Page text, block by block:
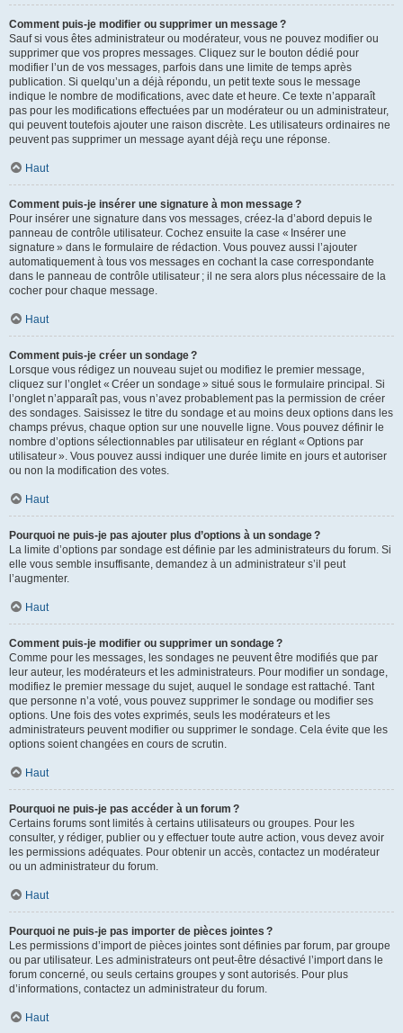
Comment puis-je modifier ou supprimer un message ?
Sauf si vous êtes administrateur ou modérateur, vous ne pouvez modifier ou
supprimer que vos propres messages. Cliquez sur le bouton dédié pour
modifier l’un de vos messages, parfois dans une limite de temps après
publication. Si quelqu’un a déjà répondu, un petit texte sous le message
indique le nombre de modifications, avec date et heure. Ce texte n’apparaît
pas pour les modifications effectuées par un modérateur ou un administrateur,
qui peuvent toutefois ajouter une raison discrète. Les utilisateurs ordinaires ne
peuvent pas supprimer un message ayant déjà reçu une réponse.
Haut
Comment puis-je insérer une signature à mon message ?
Pour insérer une signature dans vos messages, créez-la d’abord depuis le
panneau de contrôle utilisateur. Cochez ensuite la case « Insérer une
signature » dans le formulaire de rédaction. Vous pouvez aussi l’ajouter
automatiquement à tous vos messages en cochant la case correspondante
dans le panneau de contrôle utilisateur ; il ne sera alors plus nécessaire de la
cocher pour chaque message.
Haut
Comment puis-je créer un sondage ?
Lorsque vous rédigez un nouveau sujet ou modifiez le premier message,
cliquez sur l’onglet « Créer un sondage » situé sous le formulaire principal. Si
l’onglet n’apparaît pas, vous n’avez probablement pas la permission de créer
des sondages. Saisissez le titre du sondage et au moins deux options dans les
champs prévus, chaque option sur une nouvelle ligne. Vous pouvez définir le
nombre d’options sélectionnables par utilisateur en réglant « Options par
utilisateur ». Vous pouvez aussi indiquer une durée limite en jours et autoriser
ou non la modification des votes.
Haut
Pourquoi ne puis-je pas ajouter plus d’options à un sondage ?
La limite d’options par sondage est définie par les administrateurs du forum. Si
elle vous semble insuffisante, demandez à un administrateur s’il peut
l’augmenter.
Haut
Comment puis-je modifier ou supprimer un sondage ?
Comme pour les messages, les sondages ne peuvent être modifiés que par
leur auteur, les modérateurs et les administrateurs. Pour modifier un sondage,
modifiez le premier message du sujet, auquel le sondage est rattaché. Tant
que personne n’a voté, vous pouvez supprimer le sondage ou modifier ses
options. Une fois des votes exprimés, seuls les modérateurs et les
administrateurs peuvent modifier ou supprimer le sondage. Cela évite que les
options soient changées en cours de scrutin.
Haut
Pourquoi ne puis-je pas accéder à un forum ?
Certains forums sont limités à certains utilisateurs ou groupes. Pour les
consulter, y rédiger, publier ou y effectuer toute autre action, vous devez avoir
les permissions adéquates. Pour obtenir un accès, contactez un modérateur
ou un administrateur du forum.
Haut
Pourquoi ne puis-je pas importer de pièces jointes ?
Les permissions d’import de pièces jointes sont définies par forum, par groupe
ou par utilisateur. Les administrateurs ont peut-être désactivé l’import dans le
forum concerné, ou seuls certains groupes y sont autorisés. Pour plus
d’informations, contactez un administrateur du forum.
Haut